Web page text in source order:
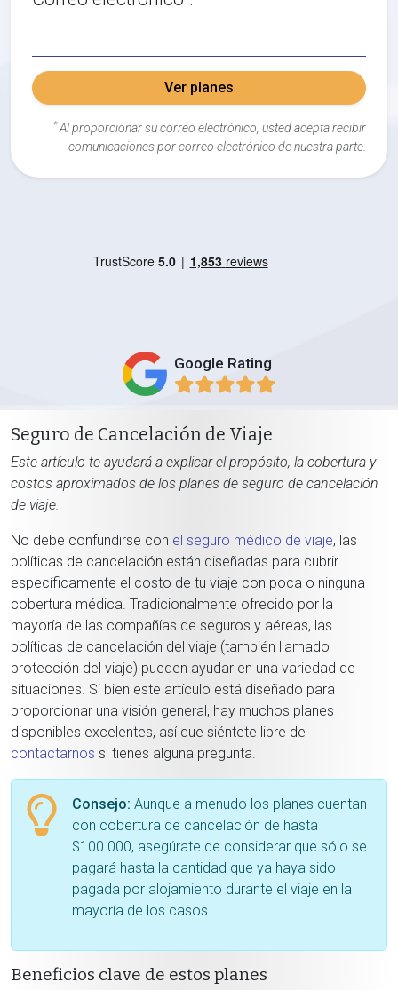
Ver planes
* Al proporcionar su correo electrónico, usted acepta recibir
comunicaciones por correo electrónico de nuestra parte.
Google Rating
Seguro de Cancelación de Viaje
Este artículo te ayudará a explicar el propósito, la cobertura y
costos aproximados de los planes de seguro de cancelación
de viaje.
No debe confundirse con el seguro médico de viaje, las
políticas de cancelación están diseñadas para cubrir
específicamente el costo de tu viaje con poca o ninguna
cobertura médica. Tradicionalmente ofrecido por la
mayoría de las compañías de seguros y aéreas, las
políticas de cancelación del viaje (también llamado
protección del viaje) pueden ayudar en una variedad de
situaciones. Si bien este artículo está diseñado para
proporcionar una visión general, hay muchos planes
disponibles excelentes, así que siéntete libre de
contactarnos si tienes alguna pregunta.
Consejo: Aunque a menudo los planes cuentan
con cobertura de cancelación de hasta
$100.000, asegúrate de considerar que sólo se
pagará hasta la cantidad que ya haya sido
pagada por alojamiento durante el viaje en la
mayoría de los casos
Beneficios clave de estos planes